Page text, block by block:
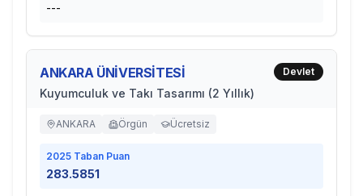
---
ANKARA ÜNİVERSİTESİ
Kuyumculuk ve Takı Tasarımı (2 Yıllık)
Devlet
ANKARA Örgün Ücretsiz
2025 Taban Puan
283.5851